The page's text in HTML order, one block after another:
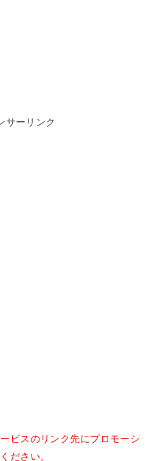
サーリンク
ビスのリンク先にプロモーシ
ださい。